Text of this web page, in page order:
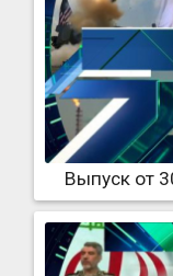
Выпуск от